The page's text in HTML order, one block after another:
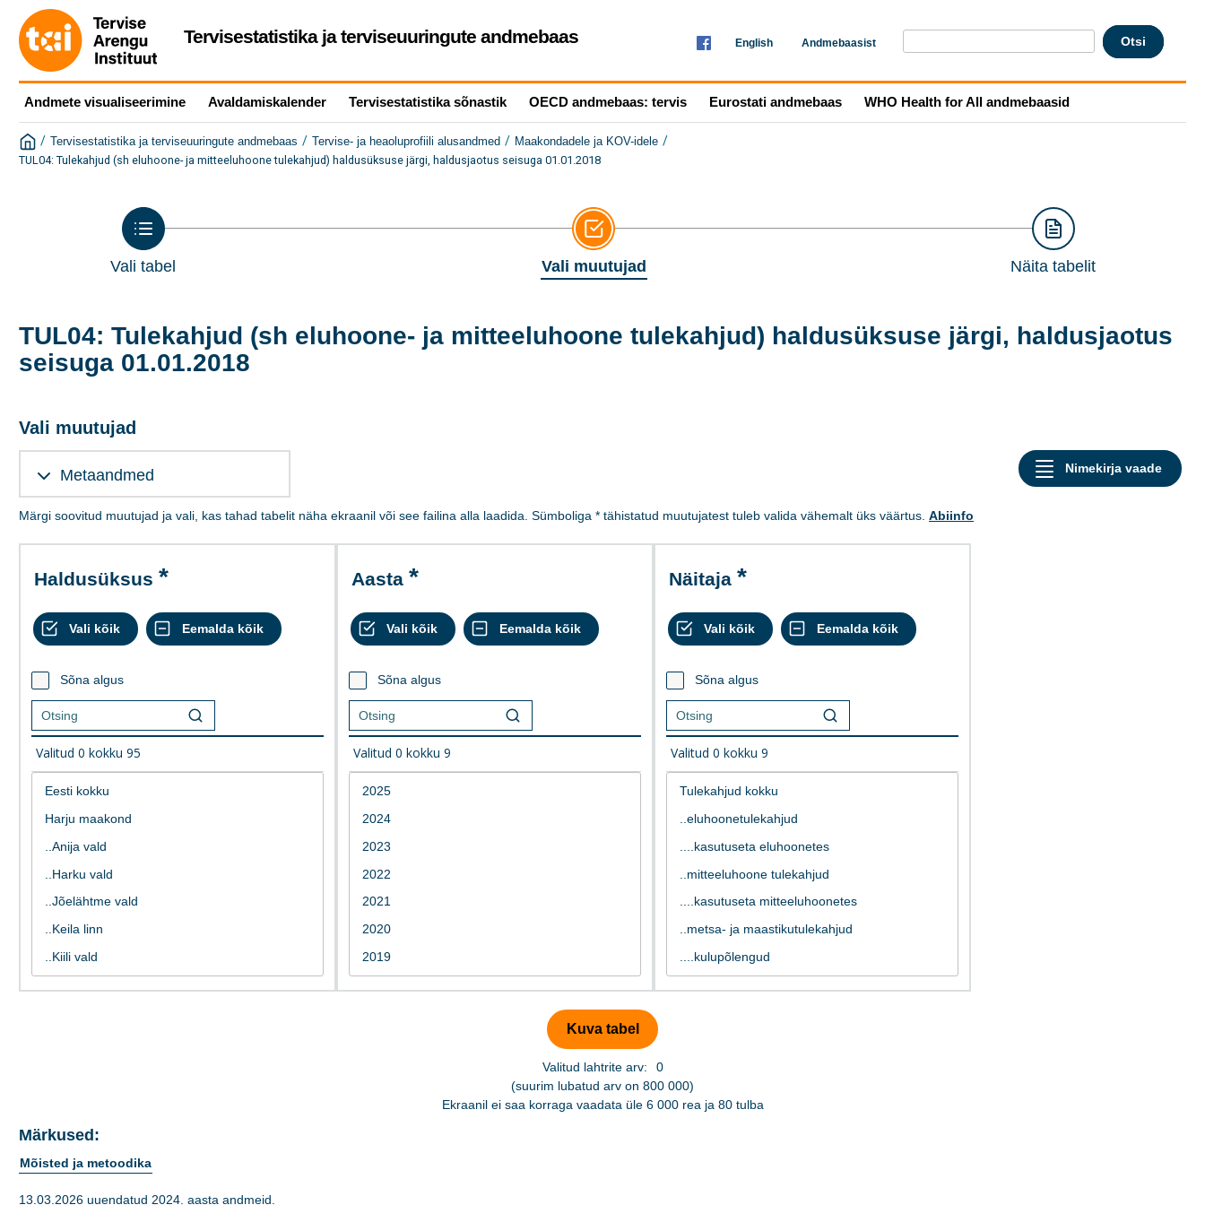
Tervisestatistika ja terviseuuringute andmebaas English Andmebaasist
Andmete visualiseerimine Avaldamiskalender Tervisestatistika sõnastik OECD andmebaas: tervis Eurostati andmebaas WHO Health for All andmebaasid
/ Tervisestatistika ja terviseuuringute andmebaas / Tervise- ja heaoluprofiili alusandmed / Maakondadele ja KOV-idele /
TUL04: Tulekahjud (sh eluhoone- ja mitteeluhoone tulekahjud) haldusüksuse järgi, haldusjaotus seisuga 01.01.2018
Vali tabel Vali muutujad Näita tabelit
TUL04: Tulekahjud (sh eluhoone- ja mitteeluhoone tulekahjud) haldusüksuse järgi, haldusjaotus
seisuga 01.01.2018
Vali muutujad
Metaandmed
Märgi soovitud muutujad ja vali, kas tahad tabelit näha ekraanil või see failina alla laadida. Sümboliga * tähistatud muutujatest tuleb valida vähemalt üks väärtus. Abiinfo
Haldusüksus
Sõna algus
Valitud 0 kokku 95
Aasta
Sõna algus
Valitud 0 kokku 9
Näitaja
Sõna algus
Valitud 0 kokku 9
Valitud lahtrite arv:
0
(suurim lubatud arv on 800 000)
Ekraanil ei saa korraga vaadata üle 6 000 rea ja 80 tulba
Märkused:
Mõisted ja metoodika
13.03.2026 uuendatud 2024. aasta andmeid.